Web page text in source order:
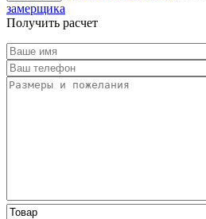
замерщика
Получить расчет